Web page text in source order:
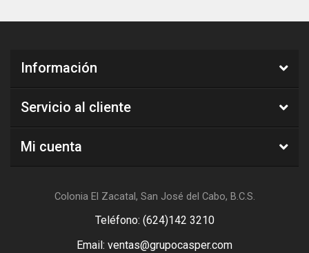
Información
Servicio al cliente
Mi cuenta
Colonia El Zacatal, San José del Cabo, B.C.S.
Teléfono: (624)142 3210
Email: ventas@grupocasper.com